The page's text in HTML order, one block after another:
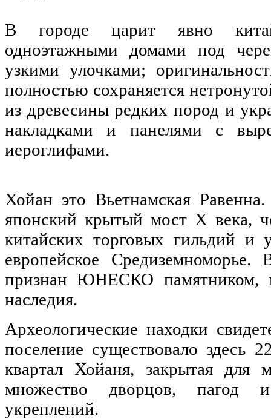
В городе царит явно
одноэтажными домами под
узкими улочками;
полностью сохраняется
из древесины редких пород и
накладками и панелями с
иероглифами.
Хойан это Вьетнамская
японский крытый мост X века,
китайских торговых гильдий и
европейское
признан ЮНЕСКО памятником,
наследия.
Археологические находки
поселение существовало здесь
квартал Хойаня, закрытая для
множество дворцов, пагод
укреплений.